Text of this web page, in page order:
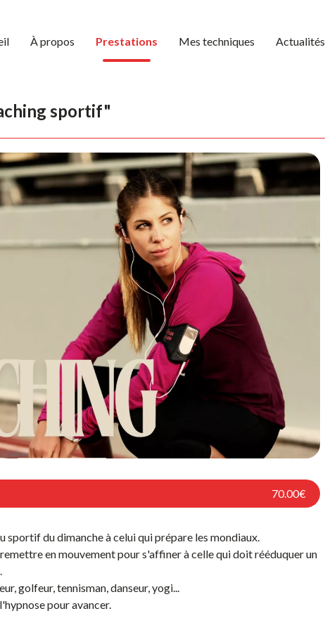
À propos Prestations Mes techniques Actualités
sportif"
70.00€
sportif du dimanche à celui qui prépare les mondiaux.
en mouvement pour s'affiner à celle qui doit rééduquer un
golfeur, tennisman, danseur, yogi...
pour avancer.